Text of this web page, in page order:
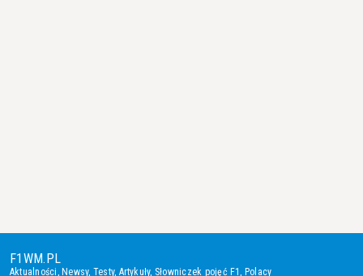
F1WM.PL
Aktualności, Newsy, Testy, Artykuły, Słowniczek pojęć F1, Polacy